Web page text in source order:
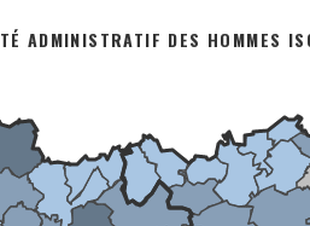
ADMINISTRATIF DES